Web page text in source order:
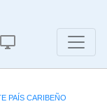
PAÍS CARIBEÑO